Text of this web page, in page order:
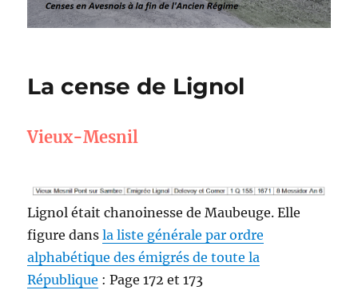
La cense de Lignol
Vieux-Mesnil
Lignol était chanoinesse de Maubeuge. Elle
figure dansla liste générale par ordre
alphabétique des émigrés de toute la
République : Page 172 et 173